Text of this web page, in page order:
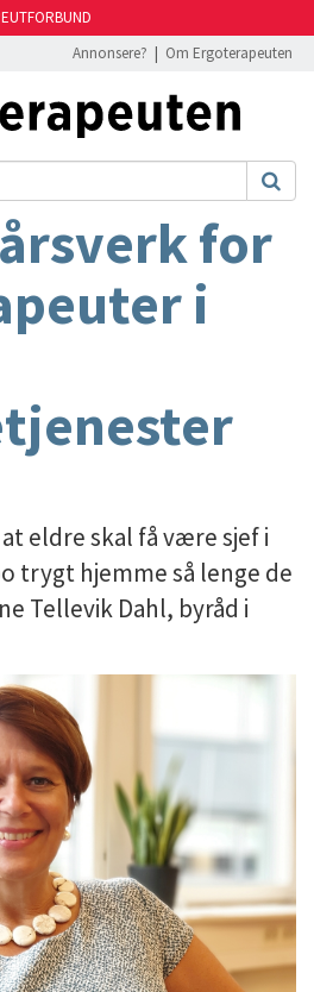
Annonsere? | Om Ergoterapeuten
for
i
eldre skal få være sjef i
trygt hjemme så lenge de
Tellevik Dahl, byråd i